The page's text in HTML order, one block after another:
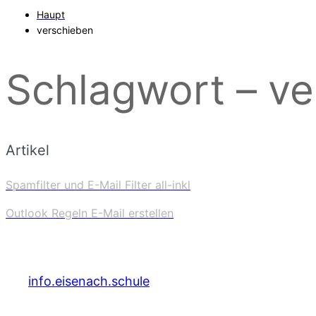
Haupt
verschieben
Schlagwort –
Artikel
Spamfilter und E-Mail Filter all-inkl
Outlook Regeln E-Mail erstellen
info.eisenach.schule